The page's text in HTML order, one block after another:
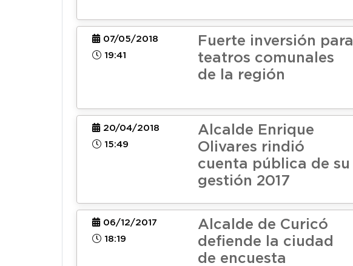
07/05/2018
19:41
Fuerte inversión para
teatros comunales
de la región
20/04/2018
15:49
Alcalde Enrique
Olivares rindió
cuenta pública de su
gestión 2017
06/12/2017
18:19
Alcalde de Curicó
defiende la ciudad
de encuesta